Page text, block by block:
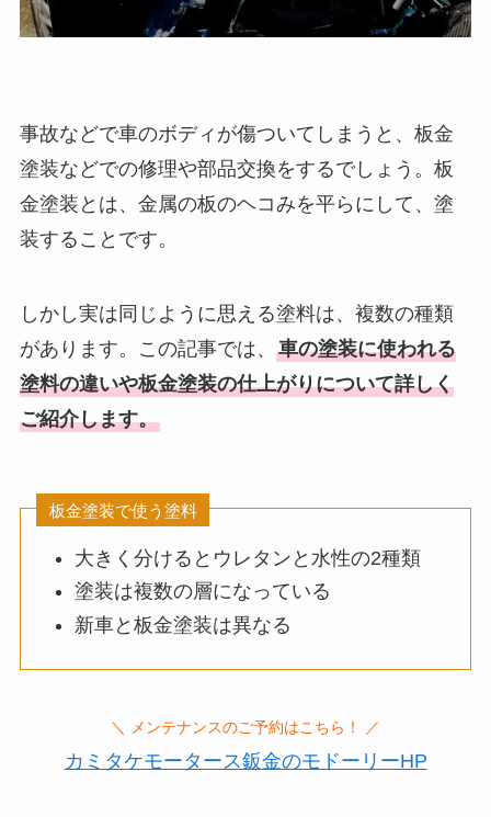
事故などで車のボディが傷ついてしまうと、板金
塗装などでの修理や部品交換をするでしょう。板
金塗装とは、金属の板のヘコみを平らにして、塗
装することです。
しかし実は同じように思える塗料は、複数の種類
があります。この記事では、 車の塗装に使われる
塗料の違いや板金塗装の仕上がりについて詳しく
ご紹介します。
板金塗装で使う塗料
大きく分けるとウレタンと水性の2種類
塗装は複数の層になっている
新車と板金塗装は異なる
＼ メンテナンスのご予約はこちら！ ／
カミタケモータース鈑金のモドーリーHP